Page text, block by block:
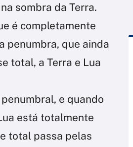
sombra da Terra.
é completamente
penumbra, que ainda
total, a Terra e Lua
e quando
está totalmente
total passa pelas